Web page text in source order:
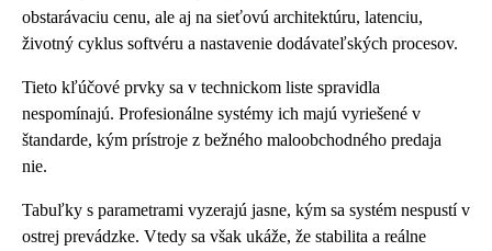
obstarávaciu cenu, ale aj na sieťovú architektúru, latenciu,
životný cyklus softvéru a nastavenie dodávateľských procesov.
Tieto kľúčové prvky sa v technickom liste spravidla
nespomínajú. Profesionálne systémy ich majú vyriešené v
štandarde, kým prístroje z bežného maloobchodného predaja
nie.
Tabuľky s parametrami vyzerajú jasne, kým sa systém nespustí v
ostrej prevádzke. Vtedy sa však ukáže, že stabilita a reálne